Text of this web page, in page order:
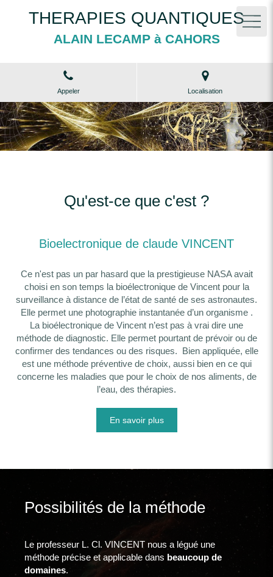
THERAPIES QUANTIQUES
ALAIN LECAMP à CAHORS
Appeler Localisation
Qu'est-ce que c'est ?
Bioelectronique de claude VINCENT
Ce n'est pas un par hasard que la prestigieuse NASA avait
choisi en son temps la bioélectronique de Vincent pour la
surveillance à distance de l’état de santé de ses astronautes.
Elle permet une photographie instantanée d’un organisme .
La bioélectronique de Vincent n’est pas à vrai dire une
méthode de diagnostic. Elle permet pourtant de prévoir ou de
confirmer des tendances ou des risques. Bien appliquée, elle
est une méthode préventive de choix, aussi bien en ce qui
concerne les maladies que pour le choix de nos aliments, de
l’eau, des thérapies.
En savoir plus
Possibilités de la méthode
Le professeur L. Cl. VINCENT nous a légué une
méthode précise et applicable dans beaucoup de
domaines.